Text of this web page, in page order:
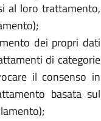
al loro trattamento,
dei propri dati
di categorie
il consenso in
basata sul